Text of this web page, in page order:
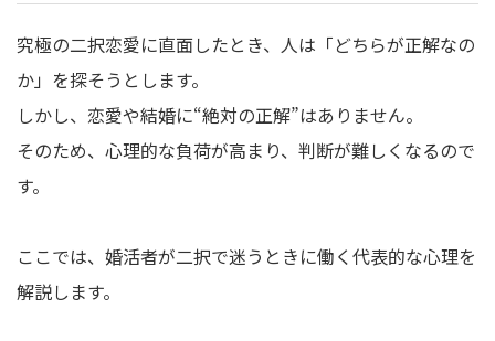
究極の二択恋愛に直面したとき、人は「どちらが正解なの
か」を探そうとします。
しかし、恋愛や結婚に“絶対の正解”はありません。
そのため、心理的な負荷が高まり、判断が難しくなるので
す。
ここでは、婚活者が二択で迷うときに働く代表的な心理を
解説します。